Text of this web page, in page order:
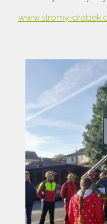
www.stromy-